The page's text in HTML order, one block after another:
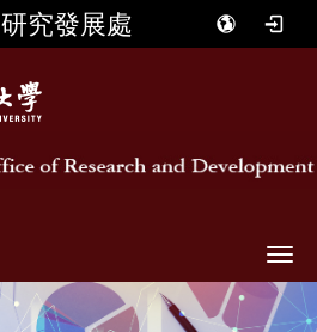
研究發展處